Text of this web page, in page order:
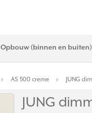
Opbouw (binnen en buiten)
AS 500 creme JUNG
JUNG